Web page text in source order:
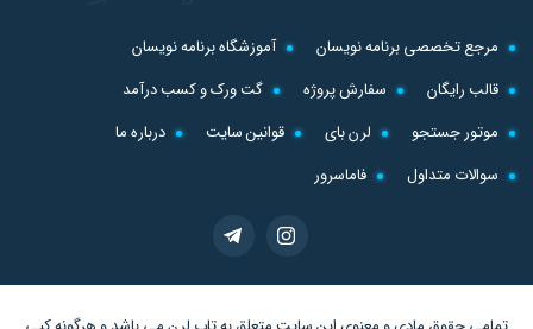
مرجع تخصصی برنامه نویسان
آموزشگاه برنامه نویسان
قالب رایگان
سفارش پروژه
گت ورک و کسب درآمد
موتور جستجو
لرن بای قوانین سایت
درباره ما
سوالات متداول
فاماسرور